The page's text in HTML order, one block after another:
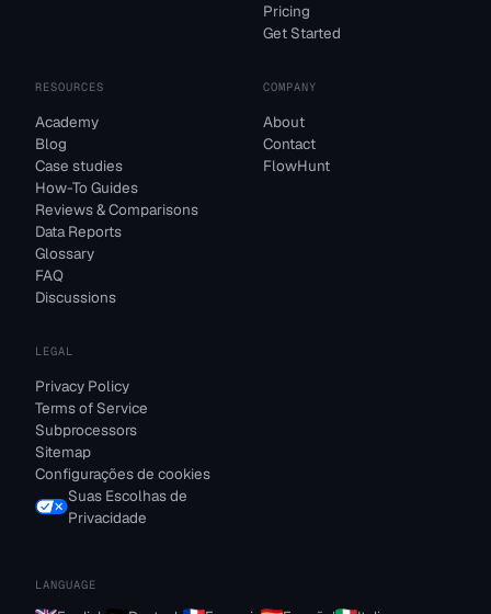
Pricing
Get Started
RESOURCES
Academy
Blog
Case studies
How-To Guides
Reviews & Comparisons
Data Reports
Glossary
FAQ
Discussions
COMPANY
About
Contact
FlowHunt
LEGAL
Privacy Policy
Terms of Service
Subprocessors
Sitemap
Configurações de cookies
Suas Escolhas de
Privacidade
LANGUAGE